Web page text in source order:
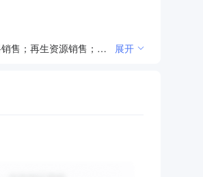
一般项目：园林绿化工程施工；体育场地设施工程施工；土石方工程施工；普通机械设备安装服务；金属门窗工程施工；建筑材料销售；再生资源销售；建筑工程机械与设备租赁；工程管理服务；消防技术服务；水利相关咨询服务；水污染治理；地质灾害治理服务；市政设施管理；城市绿化管理；土地整治服务；建筑物清洁服务(除依法须经批准的项目外，凭营业执照依法自主开展经营活动)。许可项目：地质灾害治理工程施工；房屋建筑和市政基础设施项目工程总承包；建筑智能化系统设计；建设工程施工；住宅室内装饰装修；施工专业作业；建筑劳务分包；建筑物拆除作业（爆破作业除外）；建设工程监理；水利工程建设监理；建设工程设计；地质灾害治理工程设计；城市生活垃圾经营性服务；城市建筑垃圾处置（清运）(依法须经批准的项目，经相关部门批准后方可开展经营活动，具体经营项目以审批结果为准)。 展开